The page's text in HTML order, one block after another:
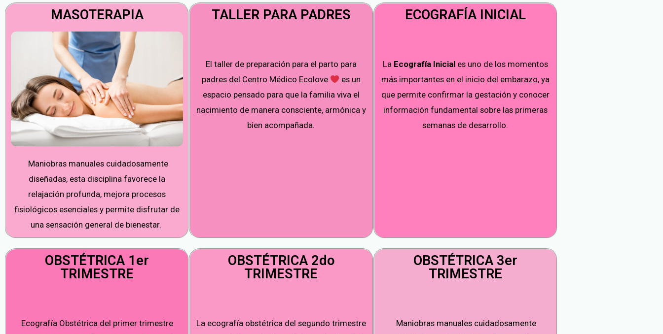
MASOTERAPIA
Maniobras manuales cuidadosamente
diseñadas, esta disciplina favorece la
relajación profunda, mejora procesos
fisiológicos esenciales y permite disfrutar de
una sensación general de bienestar.
TALLER PARA PADRES
El taller de preparación para el parto para
padres del Centro Médico Ecolove
es un
espacio pensado para que la familia viva el
nacimiento de manera consciente, armónica y
bien acompañada.
ECOGRAFÍA INICIAL
La Ecografía Iniciales uno de los momentos
más importantes en el inicio del embarazo, ya
que permite confirmar la gestación y conocer
información fundamental sobre las primeras
semanas de desarrollo.
OBSTÉTRICA 1er
TRIMESTRE
Ecografía Obstétrica del primer trimestre
OBSTÉTRICA 2do
TRIMESTRE
La ecografía obstétrica del segundo trimestre
OBSTÉTRICA 3er
TRIMESTRE
Maniobras manuales cuidadosamente